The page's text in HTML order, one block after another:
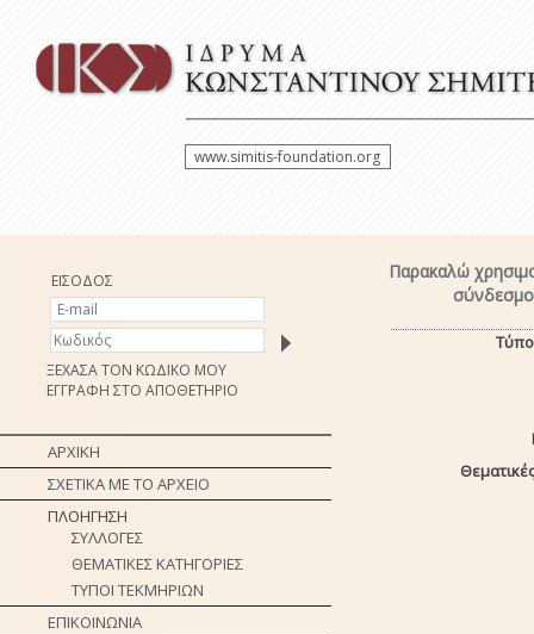
www.simitis-foundation.org
ΕΙΣΟΔΟΣ
ΞΕΧΑΣΑ ΤΟΝ ΚΩΔΙΚΟ ΜΟΥ
ΕΓΓΡΑΦΗ ΣΤΟ ΑΠΟΘΕΤΗΡΙΟ
ΑΡΧΙΚΗ
ΣΧΕΤΙΚΑ ΜΕ ΤΟ ΑΡΧΕΙΟ
ΠΛΟΗΓΗΣΗ
ΣΥΛΛΟΓΕΣ
ΘΕΜΑΤΙΚΕΣ ΚΑΤΗΓΟΡΙΕΣ
ΤΥΠΟΙ ΤΕΚΜΗΡΙΩΝ
ΕΠΙΚΟΙΝΩΝΙΑ
Παρακαλώ